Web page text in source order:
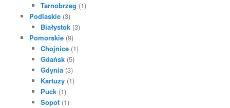
Tarnobrzeg (1)
Podlaskie(3)
Białystok (3)
Pomorskie(9)
Chojnice (1)
Gdańsk (5)
Gdynia (3)
Kartuzy (1)
Puck (1)
Sopot (1)